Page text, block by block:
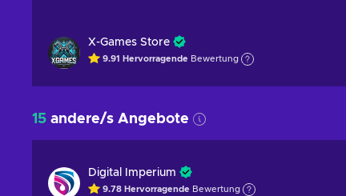
X-Games Store
9.91 Hervorragende Bewertung
15 andere/s Angebote
Digital Imperium
9.78 Hervorragende Bewertung